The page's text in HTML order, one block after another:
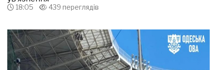
18:05 439 переглядів